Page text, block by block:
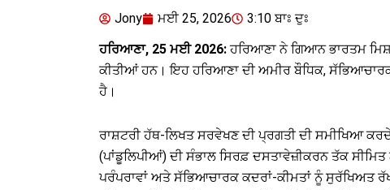
Jony ਮਈ 25, 2026
3:10 ਬਾਃ ਦੁਃ
ਹਰਿਆਣਾ, 25 ਮਈ 2026:ਹਰਿਆਣਾ ਨੇ ਗਿਆਨ ਭਾਰਤਮ
ਕੀਤੀਆਂ ਹਨ। ਇਹ ਹਰਿਆਣਾ ਦੀ ਅਮੀਰ ਬੌਧਿਕ,
ਹੈ।
ਰਾਸ਼ਟਰੀ ਹੱਥ-ਲਿਖਤ ਸਰਵੇਖਣ ਦੀ ਪ੍ਰਗਤੀ ਦੀ ਸਮੀਖਿਆ
(ਪਾਂਡੂਲਿਪੀਆਂ) ਦੀ ਸੰਭਾਲ ਸਿਰਫ਼ ਦਸਤਾਵੇਜ਼ੀਕਰਨ ਤੱਕ
ਪਰੰਪਰਾਵਾਂ ਅਤੇ ਸੱਭਿਆਚਾਰਕ ਕਦਰਾਂ-ਕੀਮਤਾਂ ਨੂੰ ਸੁਰੱਖਿਅਤ